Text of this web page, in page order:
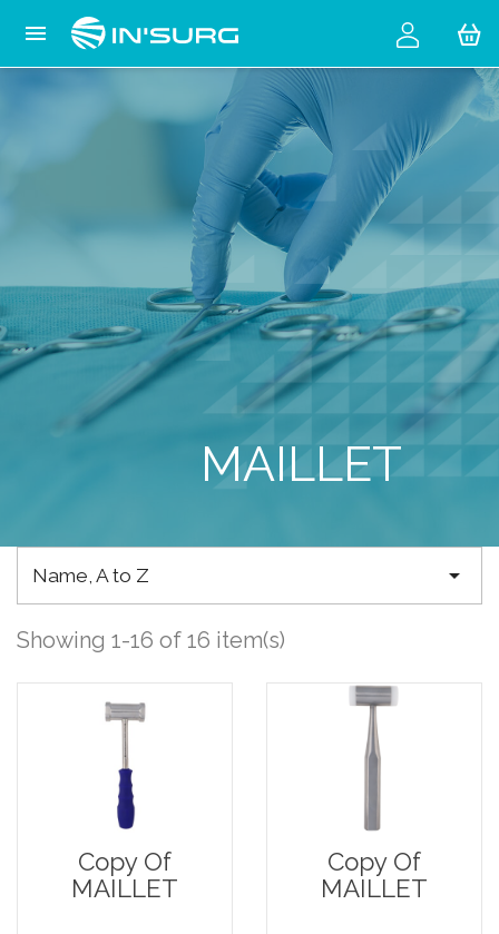

MAILLET
Name, A to Z 
Showing 1-16 of 16 item(s)
Copy Of
MAILLET
Copy Of
MAILLET
Cookies management panel